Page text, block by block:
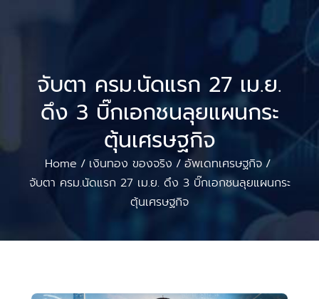
จับตา ครม.นัดแรก 27 เม.ย.
ดึง 3 บิ๊กเอกชนลุยแผนกระ
ตุ้นเศรษฐกิจ
Home / เงินทอง ของจริง / อัพเดทเศรษฐกิจ /
จับตา ครม.นัดแรก 27 เม.ย. ดึง 3 บิ๊กเอกชนลุยแผนกระ
ตุ้นเศรษฐกิจ